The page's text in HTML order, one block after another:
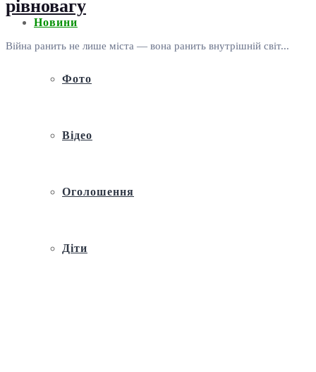
Новини
Фото
Відео
Оголошення
Діти
рівновагу
Війна ранить не лише міста — вона ранить внутрішній світ...